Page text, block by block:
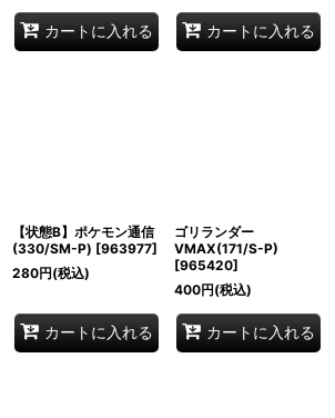
カートに入れる カートに入れる
【状態B】ポケモン通信
(330/SM-P) [963977]
280円(税込)
カートに入れる
ゴリランダー
VMAX(171/S-P)
[965420]
400円(税込)
カートに入れる